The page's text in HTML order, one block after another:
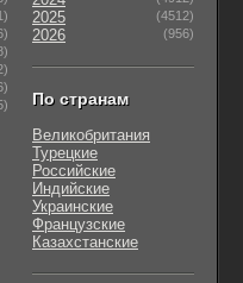
2025 (4512)
2026 (956)
По странам
Великобритания
Турецкие
Российские
Индийские
Украинские
Французские
Казахстанские